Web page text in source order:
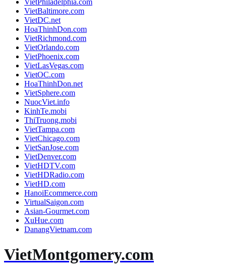
VietPhiladelphia.com
VietBaltimore.com
VietDC.net
HoaThinhDon.com
VietRichmond.com
VietOrlando.com
VietPhoenix.com
VietLasVegas.com
VietOC.com
HoaThinhDon.net
VietSphere.com
NuocViet.info
KinhTe.mobi
ThiTruong.mobi
VietTampa.com
VietChicago.com
VietSanJose.com
VietDenver.com
VietHDTV.com
VietHDRadio.com
VietHD.com
HanoiEcommerce.com
VirtualSaigon.com
Asian-Gourmet.com
XuHue.com
DanangVietnam.com
VietMontgomery.com